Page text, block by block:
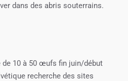
dans des abris souterrains.
de 10 à 50 œufs fin juin/début
recherche des sites